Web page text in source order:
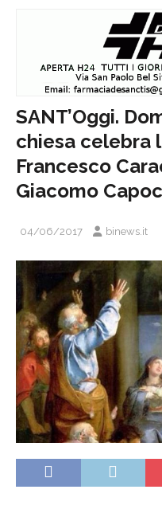
SANT’Oggi.
chiesa celebra
Francesco
Giacomo
04/06/2017 binews.it